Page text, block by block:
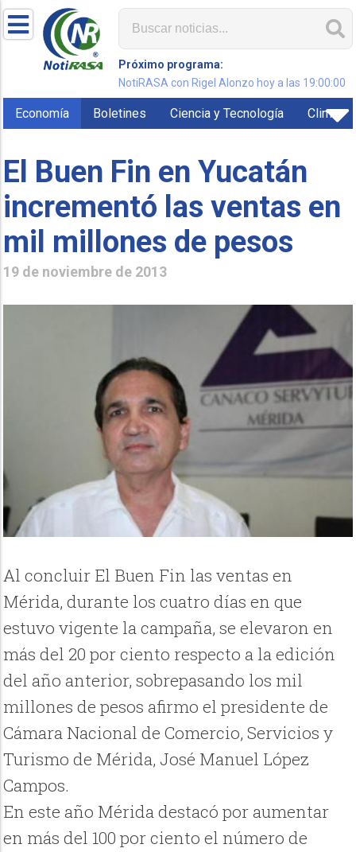
Próximo programa:
NotiRASA con Rigel Alonzo hoy a las 19:00:00
Economía Boletines Ciencia y Tecnología Clima
El Buen Fin en Yucatán
incrementó las ventas en
mil millones de pesos
19 de noviembre de 2013
Al concluir El Buen Fin las ventas en
Mérida, durante los cuatro días en que
estuvo vigente la campaña, se elevaron en
más del 20 por ciento respecto a la edición
del año anterior, sobrepasando los mil
millones de pesos afirmo el presidente de
Cámara Nacional de Comercio, Servicios y
Turismo de Mérida, José Manuel López
Campos.
En este año Mérida destacó por aumentar
en más del 100 por ciento el número de